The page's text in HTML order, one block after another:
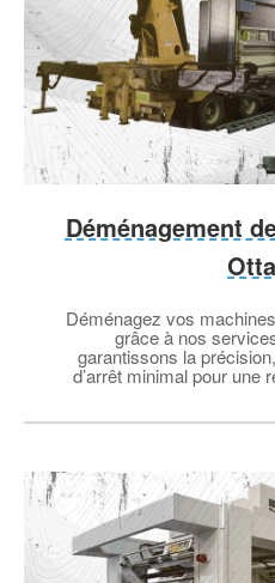
Déménagement
Déménagez vos
grâce à nos
garantissons la
d’arrêt minimal pour une